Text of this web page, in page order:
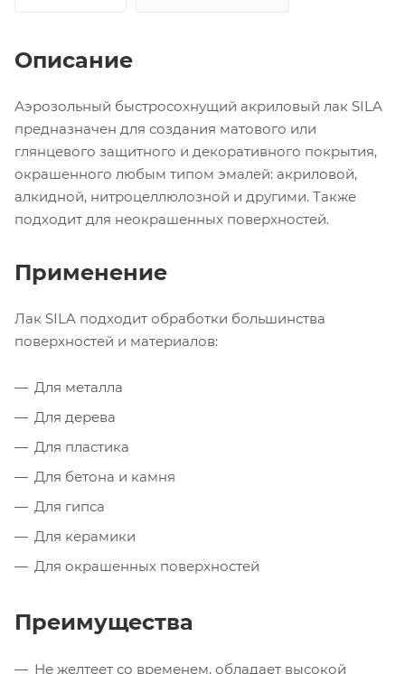
Описание
Аэрозольный быстросохнущий акриловый лак SILA
предназначен для создания матового или
глянцевого защитного и декоративного покрытия,
окрашенного любым типом эмалей: акриловой,
алкидной, нитроцеллюлозной и другими. Также
подходит для неокрашенных поверхностей.
Применение
Лак SILA подходит обработки большинства
поверхностей и материалов:
Для металла
Для дерева
Для пластика
Для бетона и камня
Для гипса
Для керамики
Для окрашенных поверхностей
Преимущества
Не желтеет со временем, обладает высокой